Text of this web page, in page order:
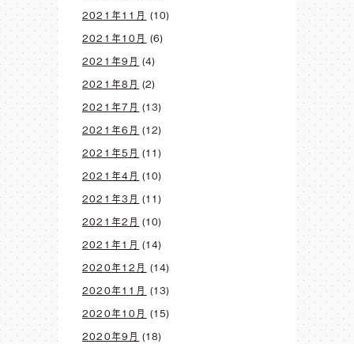
2021年11月 (10)
2021年10月 (6)
2021年9月 (4)
2021年8月 (2)
2021年7月 (13)
2021年6月 (12)
2021年5月 (11)
2021年4月 (10)
2021年3月 (11)
2021年2月 (10)
2021年1月 (14)
2020年12月 (14)
2020年11月 (13)
2020年10月 (15)
2020年9月 (18)